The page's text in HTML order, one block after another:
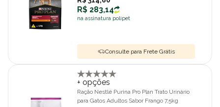
R$ 283,14
na assinatura polipet
Consulte para Frete Grátis
+ opções
Ração Nestlé Purina Pro Plan Trato Urinário
para Gatos Adultos Sabor Frango 7,5kg